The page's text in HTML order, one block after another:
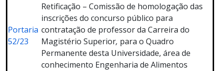
Portaria
52/23
Retificação – Comissão de homologação das
inscrições do concurso público para
contratação de professor da Carreira do
Magistério Superior, para o Quadro
Permanente desta Universidade, área de
conhecimento Engenharia de Alimentos